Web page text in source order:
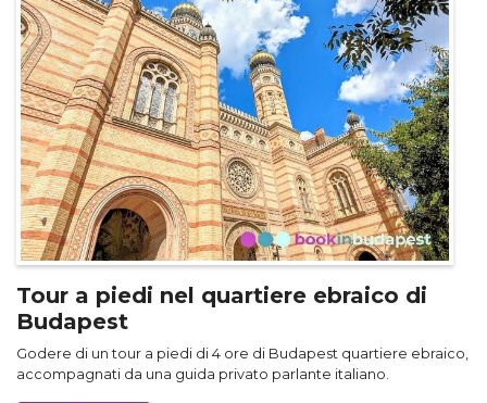
Tour a piedi nel quartiere ebraico di
Budapest
Godere di un tour a piedi di 4 ore di Budapest quartiere ebraico,
accompagnati da una guida privato parlante italiano.